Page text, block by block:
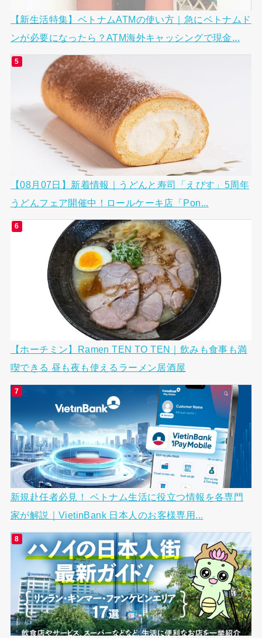
【新生活特集】ベトナムATMの使い方｜急にベトナムド
ンが必要になったら？ATM海外キャッシングで現金...
【08月07日】新着情報｜うどんと寿司「えびす」5周年
うどんフェア開催中！ロールケーキ店「Pon...
【ホーチミン】Ramen TEN TO TEN｜飲みも食事も満
喫できる 昼も夜も使えるラーメン居酒屋
新規赴任者必見！ ベトナム生活に役立つ情報を各専門
家が解説｜VietinBank 日本人のお客様専用...